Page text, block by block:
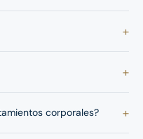
+
+
corporales? +